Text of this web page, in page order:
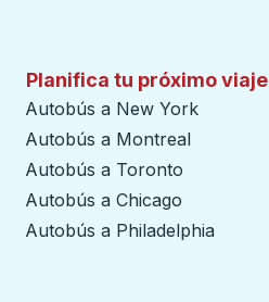
Planifica tu próximo viaje
Autobús a New York
Autobús a Montreal
Autobús a Toronto
Autobús a Chicago
Autobús a Philadelphia